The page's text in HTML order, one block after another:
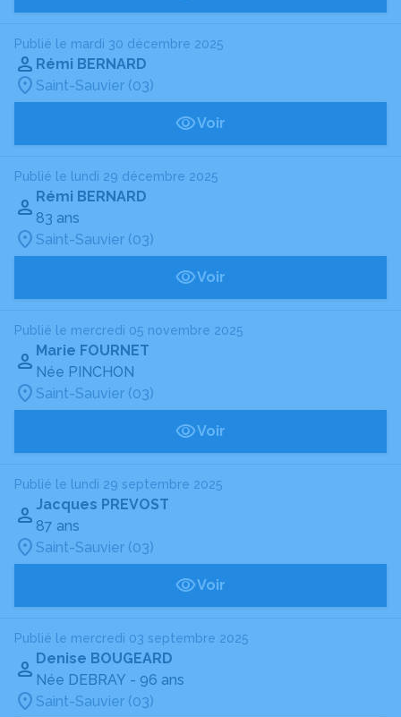
Publié le mardi 30 décembre 2025
Rémi BERNARD
Saint-Sauvier (03)
Voir
Publié le lundi 29 décembre 2025
Rémi BERNARD
83 ans
Saint-Sauvier (03)
Voir
Publié le mercredi 05 novembre 2025
Marie FOURNET
Née PINCHON
Saint-Sauvier (03)
Voir
Publié le lundi 29 septembre 2025
Jacques PREVOST
87 ans
Saint-Sauvier (03)
Voir
Publié le mercredi 03 septembre 2025
Denise BOUGEARD
Née DEBRAY - 96 ans
Saint-Sauvier (03)